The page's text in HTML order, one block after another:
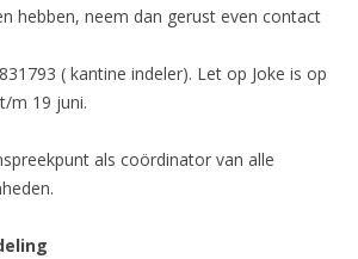
hebben, neem dan gerust even contact
( kantine indeler). Let op Joke is op
m 19 juni.
als coördinator van alle